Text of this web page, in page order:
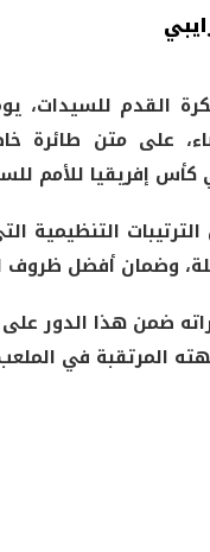
القدم
على متن طائرة
إفريقيا للأمم
التنظيمية
وضمان أفضل ظروف
ضمن هذا الدور
المرتقبة في